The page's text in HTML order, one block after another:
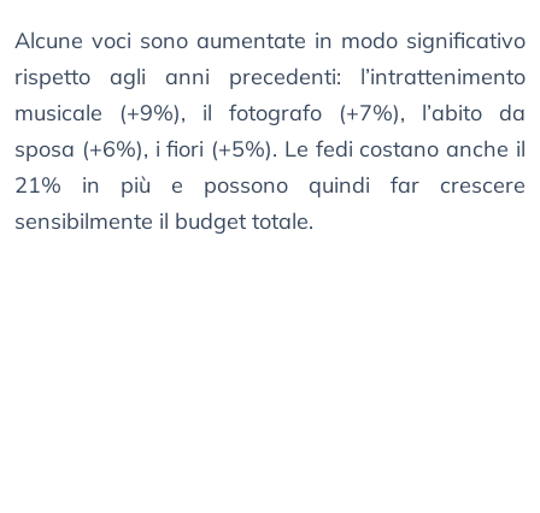
Alcune voci sono aumentate in modo significativo
rispetto agli anni precedenti: l’intrattenimento
musicale (+9%), il fotografo (+7%), l’abito da
sposa (+6%), i fiori (+5%). Le fedi costano anche il
21% in più e possono quindi far crescere
sensibilmente il budget totale.